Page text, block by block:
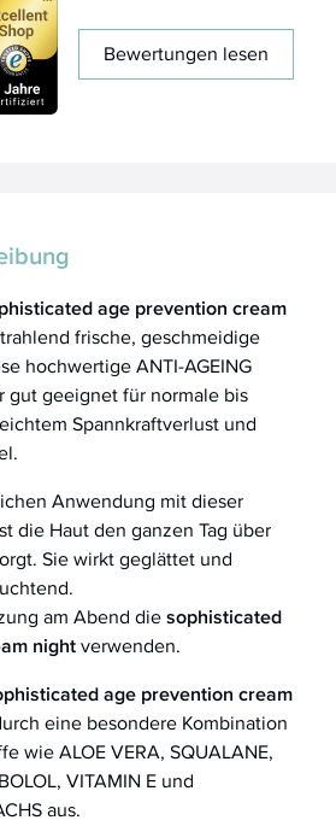
Bewertungen lesen
age prevention cream
frische, geschmeidige
hochwertige ANTI-AGEING
gut geeignet für normale bis
Spannkraftverlust und
Anwendung mit dieser
die Haut den ganzen Tag über
Sie wirkt geglättet und
am Abend diesophisticated
nightverwenden.
age prevention cream
eine besondere Kombination
wie ALOE VERA, SQUALANE,
VITAMIN E und
aus.